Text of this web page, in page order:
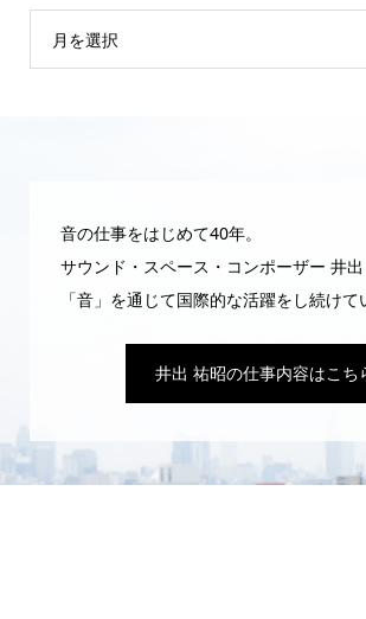
月を選択
音の仕事をはじめて40年。
サウンド・スペース・コンポーザー 井出
「音」を通じて国際的な活躍をし続けて
井出 祐昭の仕事内容はこち